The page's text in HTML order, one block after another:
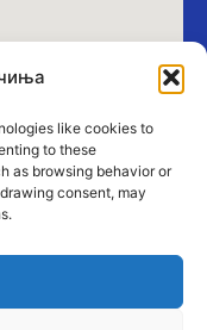
like cookies to
to these
as browsing behavior or
consent, may